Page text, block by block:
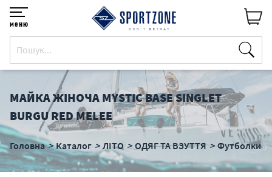
меню
МАЙКА ЖІНОЧА MYSTIC BASE SINGLET
BURGU RED MELEE
Головна Каталог ЛІТО ОДЯГ ТА ВЗУТТЯ Футболки